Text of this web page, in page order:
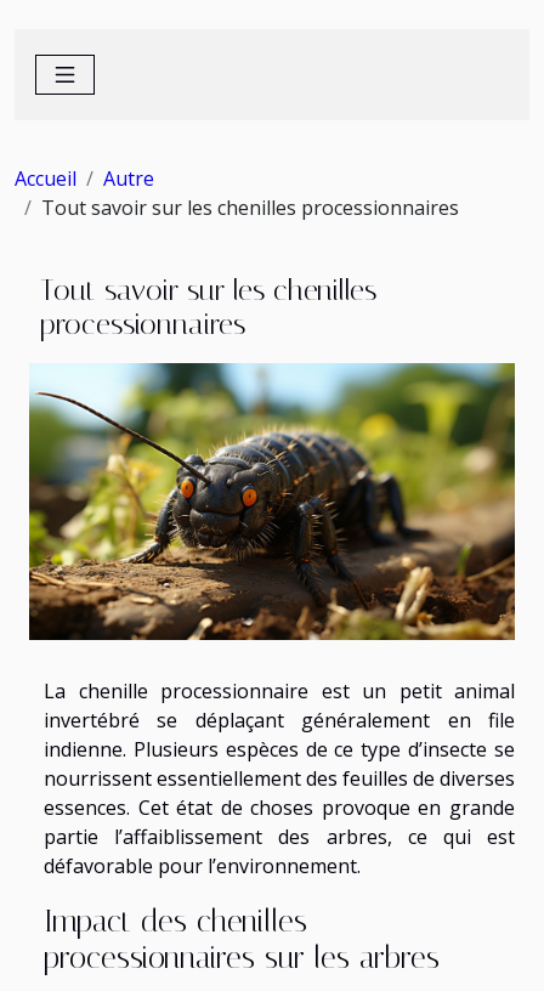
Accueil
Autre
Tout savoir sur les chenilles processionnaires
Tout savoir sur les chenilles
processionnaires
La chenille processionnaire est un petit animal
invertébré se déplaçant généralement en file
indienne. Plusieurs espèces de ce type d’insecte se
nourrissent essentiellement des feuilles de diverses
essences. Cet état de choses provoque en grande
partie l’affaiblissement des arbres, ce qui est
défavorable pour l’environnement.
Impact des chenilles
processionnaires sur les arbres